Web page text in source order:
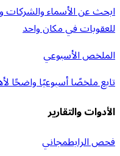
ابحث عن الأسماء والشركات
للعقوبات في مكان واحد
الملخص الأسبوعي
تابع ملخصًا أسبوعيًا واضحًا
الأدوات والتقارير
فحص الرابطمجاني